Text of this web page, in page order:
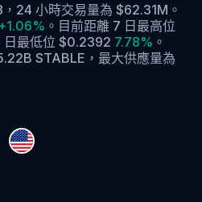
24 小時交易量為 $62.31M。
+1.06% 。 目前距離 7 日最高位
日最低位 $0.2392 7.78% 。
STABLE，最大供應量為